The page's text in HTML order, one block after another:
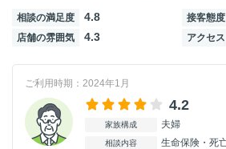
相談の満足度 4.8 接客態度
店舗の雰囲気 4.3 アクセス
ご利用時期：2024年1月
4.2
家族構成 夫婦
相談内容